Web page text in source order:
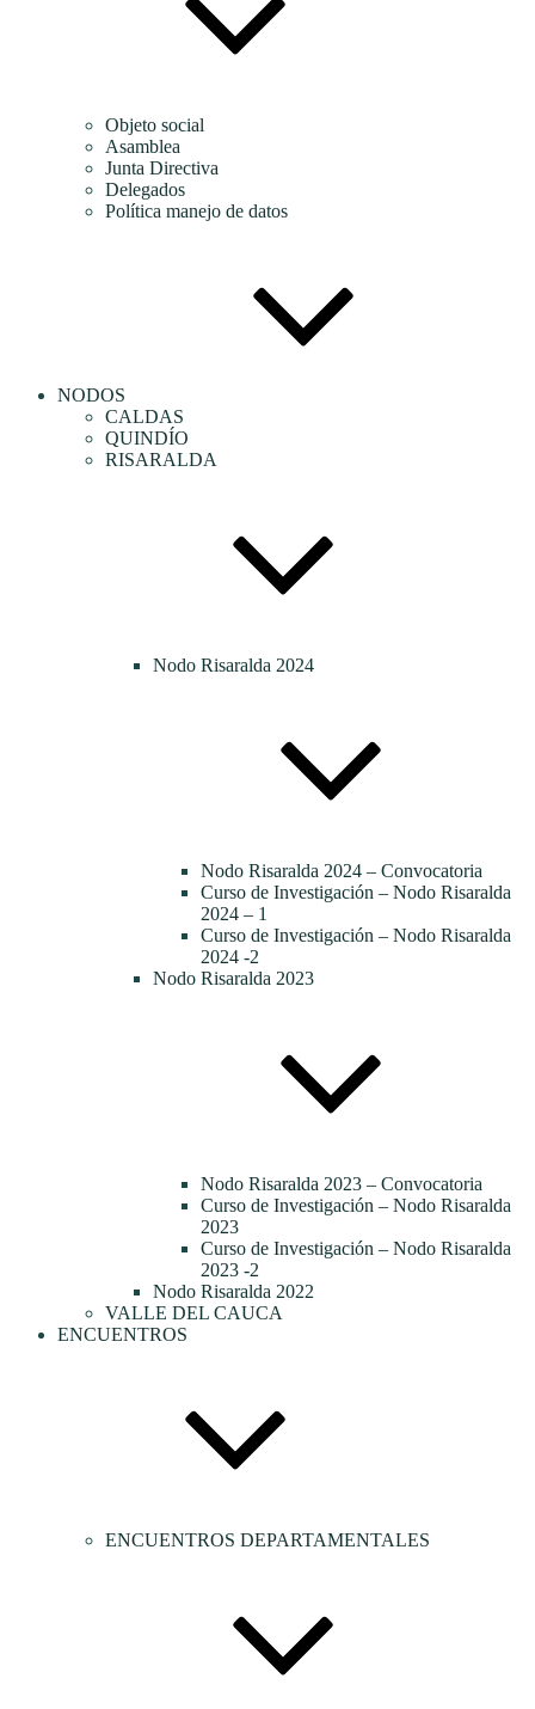
Objeto social
Asamblea
Junta Directiva
Delegados
Política manejo de datos
NODOS
CALDAS
QUINDÍO
RISARALDA
Nodo Risaralda 2024
Nodo Risaralda 2024 – Convocatoria
Curso de Investigación – Nodo Risaralda
2024 – 1
Curso de Investigación – Nodo Risaralda
2024 -2
Nodo Risaralda 2023
Nodo Risaralda 2023 – Convocatoria
Curso de Investigación – Nodo Risaralda
2023
Curso de Investigación – Nodo Risaralda
2023 -2
Nodo Risaralda 2022
VALLE DEL CAUCA
ENCUENTROS
ENCUENTROS DEPARTAMENTALES